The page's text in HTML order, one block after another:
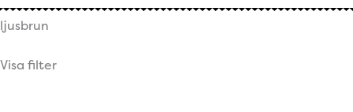
ljusbrun
Visa filter